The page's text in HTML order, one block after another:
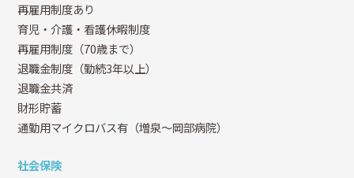
再雇用制度あり
育児・介護・看護休暇制度
再雇用制度（70歳まで）
退職金制度（勤続3年以上）
退職金共済
財形貯蓄
通勤用マイクロバス有（増泉～岡部病院）
社会保険